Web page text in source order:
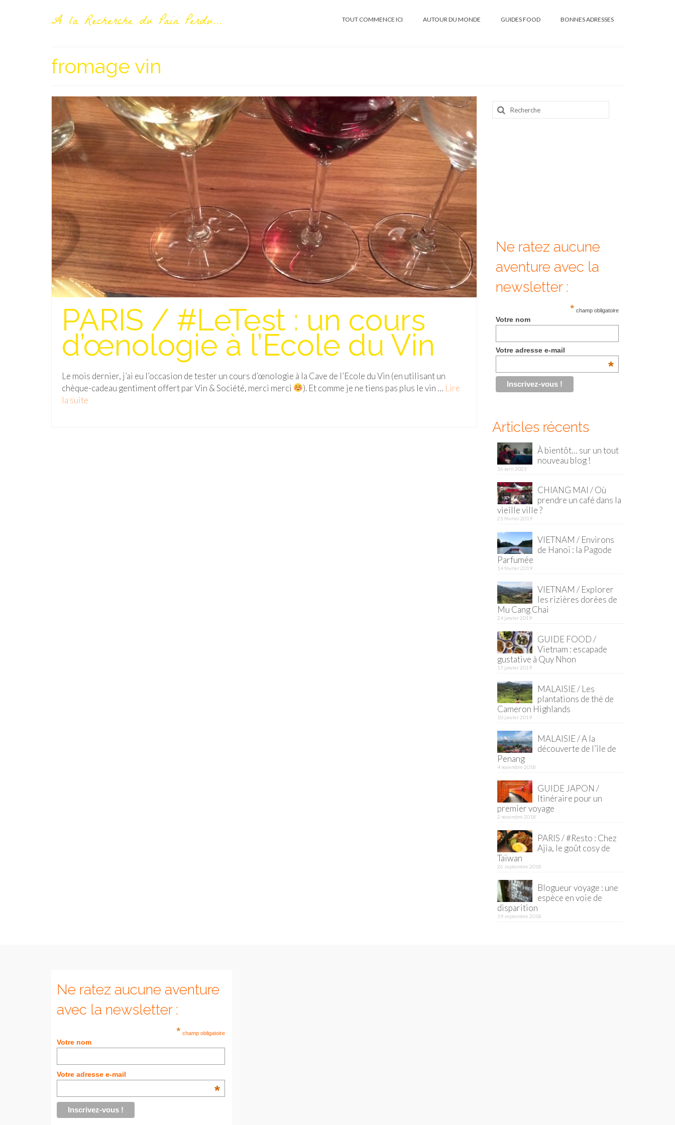
A la Recherche du Pain Perdu... TOUT COMMENCE ICI AUTOUR DU MONDE GUIDES FOOD BONNES ADRESSES
fromage vin
PARIS / #LeTest : un cours
d’œnologie à l’Ecole du Vin
Le mois dernier, j’ai eu l’occasion de tester un cours d’œnologie à la Cave de l’Ecole du Vin (en utilisant un
chèque-cadeau gentiment offert par Vin & Société, merci merci
). Et comme je ne tiens pas plus le vin … Lire
la suite­­
Rechercher
:
Ne ratez aucune
aventure avec la
newsletter :
* champ obligatoire
Votre nom
Votre adresse e-mail
*
Articles récents
À bientôt… sur un tout
nouveau blog !
16 avril 2023
CHIANG MAI / Où
prendre un café dans la
vieille ville ?
21 février 2019
VIETNAM / Environs
de Hanoï : la Pagode
Parfumée
14 février 2019
VIETNAM / Explorer
les rizières dorées de
Mu Cang Chai
24 janvier 2019
GUIDE FOOD /
Vietnam : escapade
gustative à Quy Nhon
17 janvier 2019
MALAISIE / Les
plantations de thé de
Cameron Highlands
10 janvier 2019
MALAISIE / A la
découverte de l’île de
Penang
4 novembre 2018
GUIDE JAPON /
Itinéraire pour un
premier voyage
2 novembre 2018
PARIS / #Resto : Chez
Ajia, le goût cosy de
Taïwan
26 septembre 2018
Blogueur voyage : une
espèce en voie de
disparition
19 septembre 2018
Ne ratez aucune aventure
avec la newsletter :
* champ obligatoire
Votre nom
Votre adresse e-mail
*